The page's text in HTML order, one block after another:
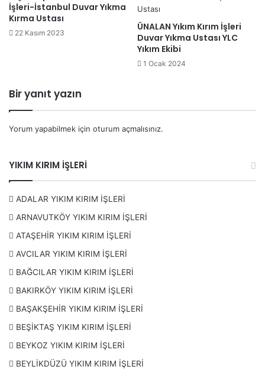
sunuyoruz:
Bina Yıkımı
Beton delme ve kesme işleri
Moloz taşıma ve temizleme
Şap Kırımı
Gaz beton Kırımı
Alçı pan Kırımı
Asma tavan Kırımı
Cam Balkon Kırımı
Ahşap Ev Kırımı
Tadilat Kırımı
Hiltili Kırım
Bomketli Kırım
JSB li Yıkım ve Kırım
Mutfak Dolabı Kırımı
Parke Taşı Kırımı
Taş Duvar Kırımı
İşleri-İstanbul Duvar Yıkma
Kırma Ustası
22 Kasım 2023
ÜNALAN Yıkım Kırım İşleri
Duvar Yıkma Ustası YLC
Yıkım Ekibi
1 Ocak 2024
Bir yanıt yazın
Yorum yapabilmek için oturum açmalısınız.
YIKIM KIRIM İŞLERİ
ADALAR YIKIM KIRIM İŞLERİ
ARNAVUTKÖY YIKIM KIRIM İŞLERİ
ATAŞEHİR YIKIM KIRIM İŞLERİ
AVCILAR YIKIM KIRIM İŞLERİ
BAĞCILAR YIKIM KIRIM İŞLERİ
BAKIRKÖY YIKIM KIRIM İŞLERİ
BAŞAKŞEHİR YIKIM KIRIM İŞLERİ
BEŞİKTAŞ YIKIM KIRIM İŞLERİ
BEYKOZ YIKIM KIRIM İŞLERİ
BEYLİKDÜZÜ YIKIM KIRIM İŞLERİ